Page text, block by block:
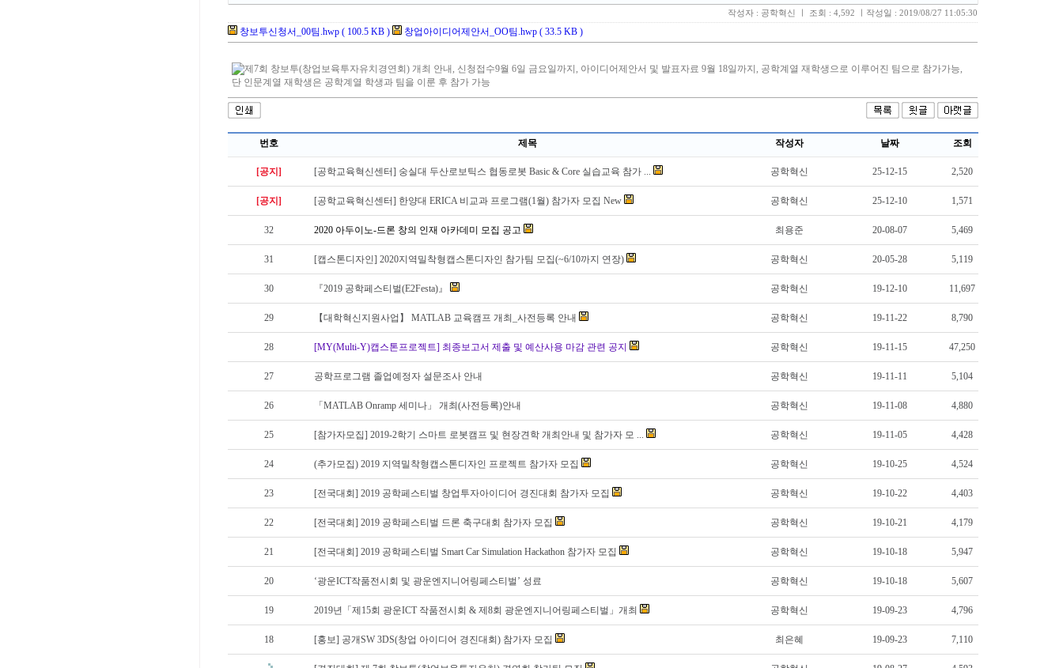
작성자 : 공학혁신 ㅣ 조회 : 4,592 ㅣ작성일 : 2019/08/27 11:05:30
창보투신청서_00팀.hwp ( 100.5 KB ) 창업아이디어제안서_OO팀.hwp ( 33.5 KB )
번호 제목 작성자 날짜 조회
[공지] [공학교육혁신센터] 숭실대 두산로보틱스 협동로봇 Basic & Core 실습교육 참가 ... 공학혁신 25-12-15 2,520
[공지] [공학교육혁신센터] 한양대 ERICA 비교과 프로그램(1월) 참가자 모집 New 공학혁신 25-12-10 1,571
32 2020 아두이노-드론 창의 인재 아카데미 모집 공고 최용준 20-08-07 5,469
31 [캡스톤디자인] 2020지역밀착형캡스톤디자인 참가팀 모집(~6/10까지 연장) 공학혁신 20-05-28 5,119
30 『2019 공학페스티벌(E2Festa)』 공학혁신 19-12-10 11,697
29 【대학혁신지원사업】 MATLAB 교육캠프 개최_사전등록 안내 공학혁신 19-11-22 8,790
28 [MY(Multi-Y)캡스톤프로젝트] 최종보고서 제출 및 예산사용 마감 관련 공지 공학혁신 19-11-15 47,250
27 공학프로그램 졸업예정자 설문조사 안내 공학혁신 19-11-11 5,104
26 「MATLAB Onramp 세미나」 개최(사전등록)안내 공학혁신 19-11-08 4,880
25 [참가자모집] 2019-2학기 스마트 로봇캠프 및 현장견학 개최안내 및 참가자 모 ... 공학혁신 19-11-05 4,428
24 (추가모집) 2019 지역밀착형캡스톤디자인 프로젝트 참가자 모집 공학혁신 19-10-25 4,524
23 [전국대회] 2019 공학페스티벌 창업투자아이디어 경진대회 참가자 모집 공학혁신 19-10-22 4,403
22 [전국대회] 2019 공학페스티벌 드론 축구대회 참가자 모집 공학혁신 19-10-21 4,179
21 [전국대회] 2019 공학페스티벌 Smart Car Simulation Hackathon 참가자 모집 공학혁신 19-10-18 5,947
20 ‘광운ICT작품전시회 및 광운엔지니어링페스티벌’ 성료 공학혁신 19-10-18 5,607
19 2019년「제15회 광운ICT 작품전시회 & 제8회 광운엔지니어링페스티벌」개최 공학혁신 19-09-23 4,796
18 [홍보] 공개SW 3DS(창업 아이디어 경진대회) 참가자 모집 최은혜 19-09-23 7,110